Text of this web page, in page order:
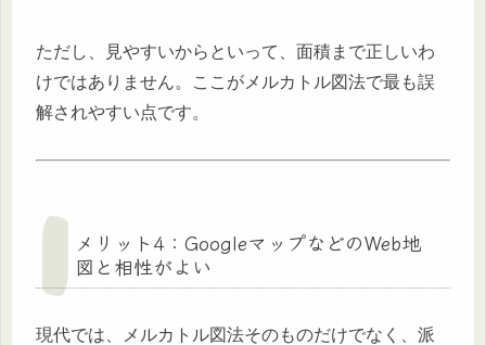
ただし、見やすいからといって、面積まで正しいわ
けではありません。ここがメルカトル図法で最も誤
解されやすい点です。
メリット4：GoogleマップなどのWeb地
図と相性がよい
現代では、メルカトル図法そのものだけでなく、派